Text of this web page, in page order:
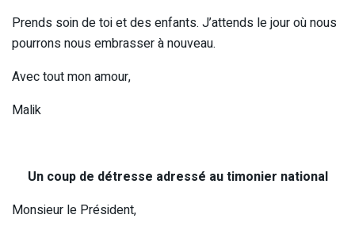
Prends soin de toi et des enfants. J’attends le jour où nous
pourrons nous embrasser à nouveau.
Avec tout mon amour,
Malik
Un coup de détresse adressé au timonier national
Monsieur le Président,